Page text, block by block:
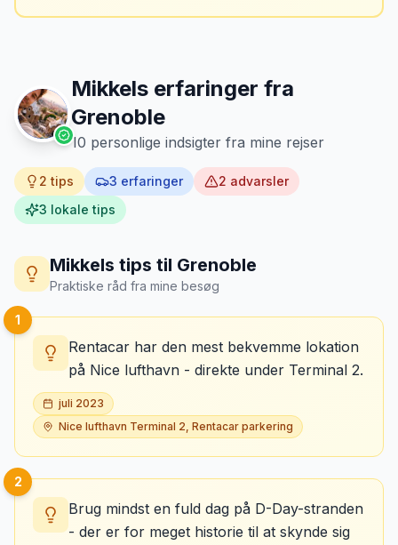
vinkler ved afhentning. Det har reddet
mig fra falske skadeskrav to gange.
Mikkels erfaringer fra
Grenoble
10 personlige indsigter fra mine rejser
2 tips 3 erfaringer 2 advarsler
3 lokale tips
Mikkels tips til Grenoble
Praktiske råd fra mine besøg
1
Rentacar har den mest bekvemme lokation
på Nice lufthavn - direkte under Terminal 2.
juli 2023
Nice lufthavn Terminal 2, Rentacar parkering
2
Brug mindst en fuld dag på D-Day-stranden
- der er for meget historie til at skynde sig